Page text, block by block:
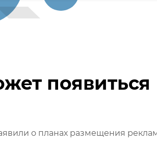
появиться
о планах размещения